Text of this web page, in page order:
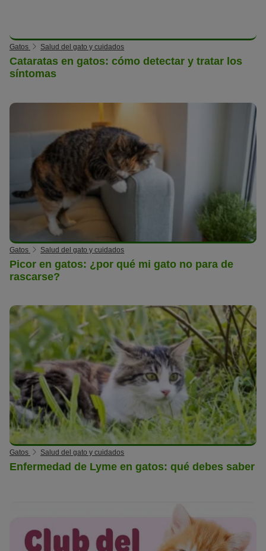
Gatos Salud del gato y cuidados
Cataratas en gatos: cómo detectar y tratar los
síntomas
Gatos Salud del gato y cuidados
Picor en gatos: ¿por qué mi gato no para de
rascarse?
Gatos Salud del gato y cuidados
Enfermedad de Lyme en gatos: qué debes saber